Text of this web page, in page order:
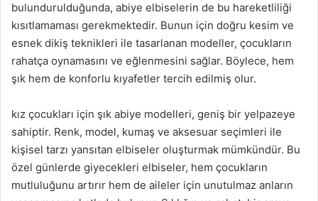
bulundurulduğunda, abiye elbiselerin de bu hareketliliği
kısıtlamaması gerekmektedir. Bunun için doğru kesim ve
esnek dikiş teknikleri ile tasarlanan modeller, çocukların
rahatça oynamasını ve eğlenmesini sağlar. Böylece, hem
şık hem de konforlu kıyafetler tercih edilmiş olur.
kız çocukları için şık abiye modelleri, geniş bir yelpazeye
sahiptir. Renk, model, kumaş ve aksesuar seçimleri ile
kişisel tarzı yansıtan elbiseler oluşturmak mümkündür. Bu
özel günlerde giyecekleri elbiseler, hem çocukların
mutluluğunu artırır hem de aileler için unutulmaz anların